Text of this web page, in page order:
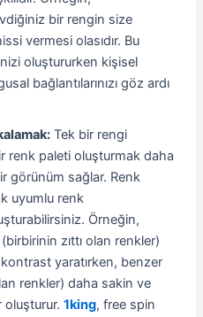
bir rengin size
vermesi olasıdır. Bu
oluştururken kişisel
bağlantılarınızı göz ardı
Tek bir rengi
renk paleti oluşturmak daha
görünüm sağlar. Renk
uyumlu renk
Örneğin,
zıttı olan renkler)
yaratırken, benzer
renkler) daha sakin ve
oluşturur.1king, free spin